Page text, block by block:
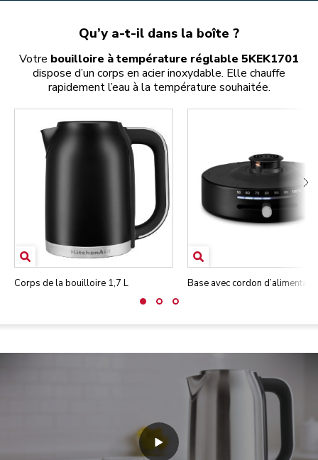
Qu’y a-t-il dans la boîte ?
Votre bouilloire à température réglable 5KEK1701
dispose d’un corps en acier inoxydable. Elle chauffe
rapidement l’eau à la température souhaitée.
Corps de la bouilloire 1,7 L Base avec cordon